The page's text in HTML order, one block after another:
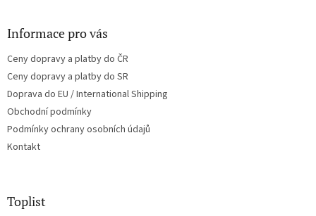
Informace pro vás
Ceny dopravy a platby do ČR
Ceny dopravy a platby do SR
Doprava do EU / International Shipping
Obchodní podmínky
Podmínky ochrany osobních údajů
Kontakt
Toplist